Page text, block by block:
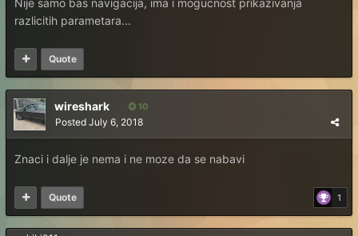
Nije samo bas navigacija, ima i mogucnost prikazivanja
razlicitih parametara...
Quote
wireshark 10
Posted July 6, 2018
Znaci i dalje je nema i ne moze da se nabavi
1
Quote